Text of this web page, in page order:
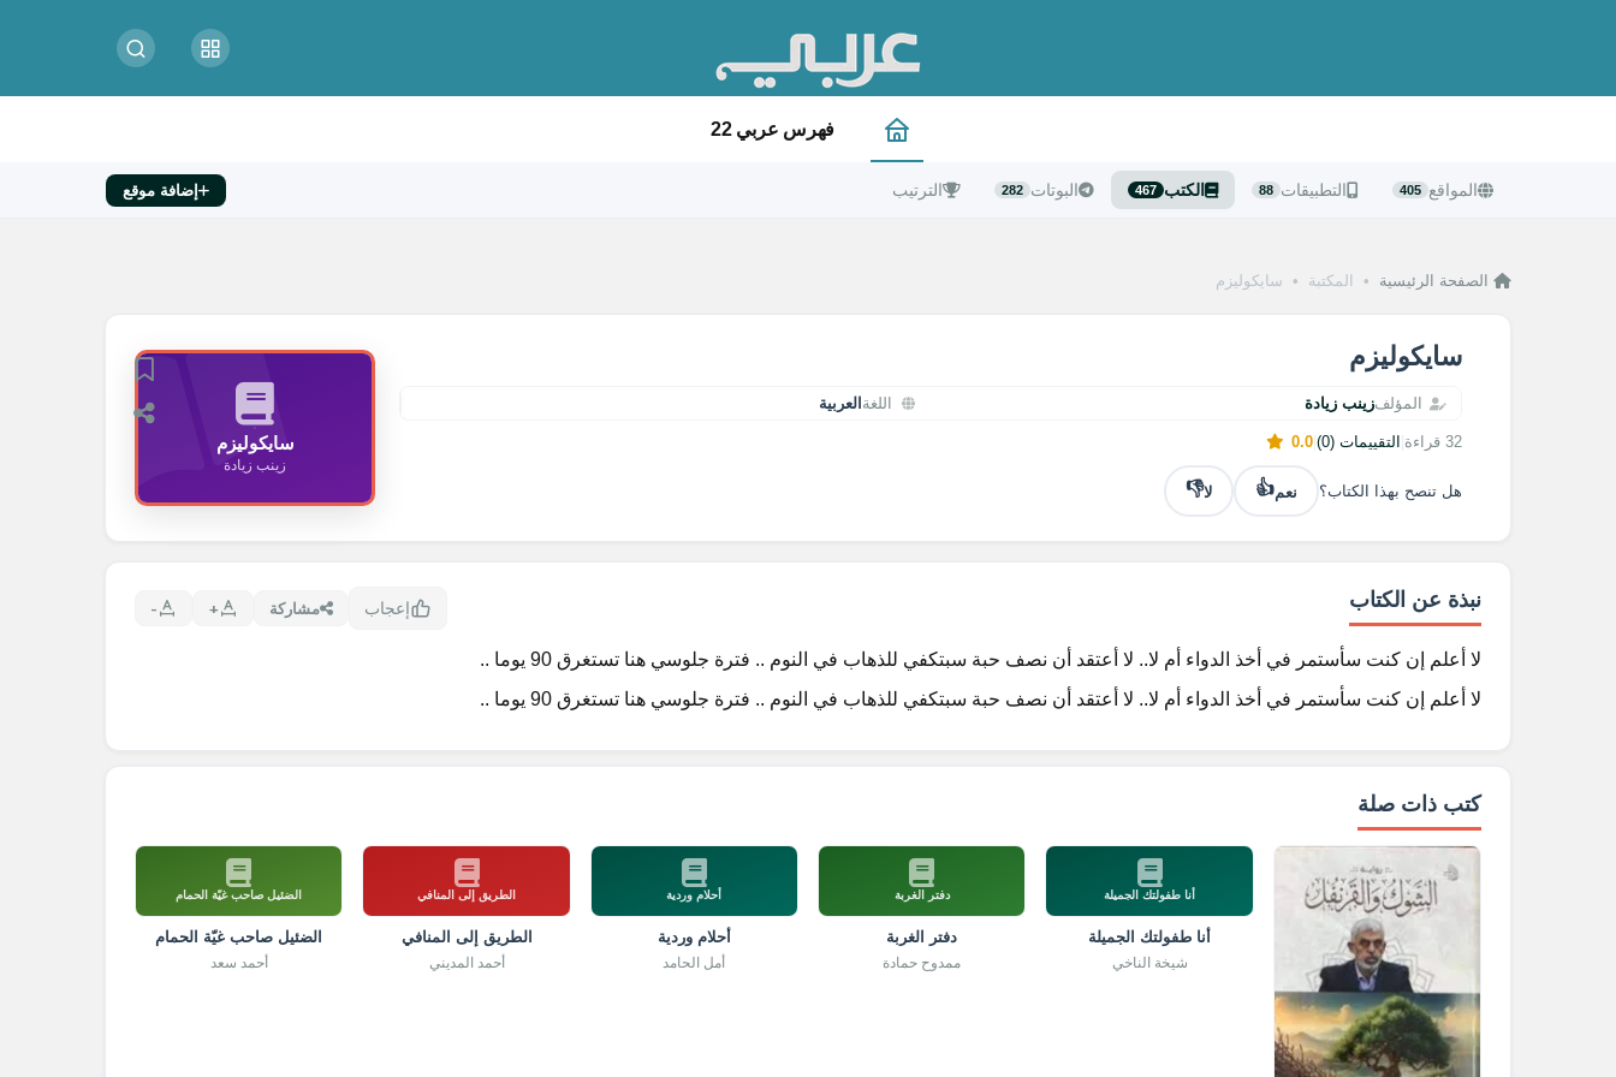
فهرس عربي 22
المواقع 405 التطبيقات 88 الكتب 467 البوتات 282 الترتيب إضافة موقع
الصفحة الرئيسية • المكتبة • سايكوليزم
سايكوليزم
المؤلفزينب زيادة اللغة العربية
32 قراءة التقييمات (0) 0.0
هل تنصح بهذا الكتاب؟ نعم👍 لا👎
سايكوليزم
زينب زيادة
نبذة عن الكتاب إعجاب مشاركة +
-
لا أعلم إن كنت سأستمر في أخذ الدواء أم لا.. لا أعتقد أن نصف حبة سبتكفي للذهاب في النوم .. فترة جلوسي هنا تستغرق 90 يوما ..
لا أعلم إن كنت سأستمر في أخذ الدواء أم لا.. لا أعتقد أن نصف حبة سبتكفي للذهاب في النوم .. فترة جلوسي هنا تستغرق 90 يوما ..
كتب ذات صلة
أنا طفولتك الجميلة
أنا طفولتك الجميلة
شيخة الناخي
دفتر الغربة
دفتر الغربة
ممدوح حمادة
أحلام وردية
أحلام وردية
أمل الحامد
الطريق إلى المنافي
الطريق إلى المنافي
أحمد المديني
الضئيل صاحب غيّة الحمام
الضئيل صاحب غيّة الحمام
أحمد سعد